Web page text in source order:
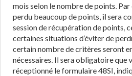
mois selon le nombre de points.
perdu beaucoup de points, il sera
session de récupération de points,
certaines situations d’éviter de
certain nombre de critères seront
nécessaires. Il sera obligatoire que
réceptionné le formulaire 48SI,